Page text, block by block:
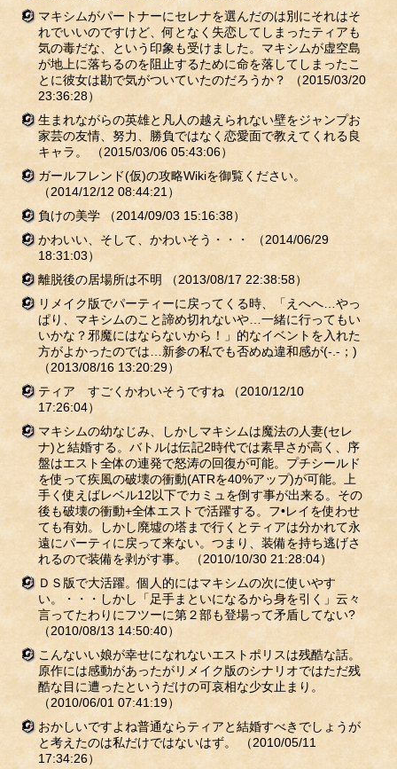
マキシムがパートナーにセレナを選んだのは別にそれはそ
れでいいのですけど、何となく失恋してしまったティアも
気の毒だな、という印象も受けました。マキシムが虚空島
が地上に落ちるのを阻止するために命を落してしまったこ
とに彼女は勘で気がついていたのだろうか？
（2015/03/20
23:36:28）
生まれながらの英雄と凡人の越えられない壁をジャンプお
家芸の友情、努力、勝負ではなく恋愛面で教えてくれる良
キャラ。
（2015/03/06 05:43:06）
ガールフレンド(仮)の攻略Wikiを御覧ください。
（2014/12/12 08:44:21）
負けの美学
（2014/09/03 15:16:38）
かわいい、そして、かわいそう・・・
（2014/06/29
18:31:03）
離脱後の居場所は不明
（2013/08/17 22:38:58）
リメイク版でパーティーに戻ってくる時、「えへへ…やっ
ぱり、マキシムのこと諦め切れないや…一緒に行ってもい
いかな？邪魔にはならないから！」的なイベントを入れた
方がよかったのでは…新参の私でも否めぬ違和感が(-.-；)
（2013/08/16 13:20:29）
ティア すごくかわいそうですね
（2010/12/10
17:26:04）
マキシムの幼なじみ、しかしマキシムは魔法の人妻(セレ
ナ)と結婚する。バトルは伝記2時代では素早さが高く、序
盤はエスト全体の連発で怒涛の回復が可能。プチシールド
を使って疾風の破壊の衝動(ATRを40%アップ)が可能。上
手く使えばレベル12以下でカミュを倒す事が出来る。その
後も破壊の衝動+全体エストで活躍する。フ•レイを使わせ
ても有効。しかし廃墟の塔まで行くとティアは分かれて永
遠にパーティに戻って来ない。つまり、装備を持ち逃げさ
れるので装備を剥がす事。
（2010/10/30 21:28:04）
ＤＳ版で大活躍。個人的にはマキシムの次に使いやす
い。・・・しかし「足手まといになるから身を引く」云々
言ってたわりにフツーに第２部も登場って矛盾してない?
（2010/08/13 14:50:40）
こんないい娘が幸せになれないエストポリスは残酷な話。
原作には感動があったがリメイク版のシナリオではただ残
酷な目に遭ったというだけの可哀相な少女止まり。
（2010/06/01 07:41:19）
おかしいですよね普通ならティアと結婚すべきでしょうが
と考えたのは私だけではないはず。
（2010/05/11
17:34:26）